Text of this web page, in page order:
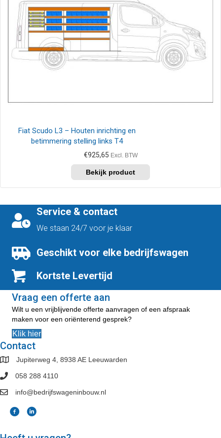
Fiat Scudo L3 – Houten inrichting en
betimmering stelling links T4
€925,65 Excl. BTW
Service & contact
We staan 24/7 voor je klaar
Geschikt voor elke bedrijfswagen
Kortste Levertijd
Vraag een offerte aan
Wilt u een vrijblijvende offerte aanvragen of een afspraak
maken voor een oriënterend gesprek?
Klik hier
Contact
Jupiterweg 4, 8938 AE Leeuwarden
058 288 4110
info@bedrijfswageninbouw.nl